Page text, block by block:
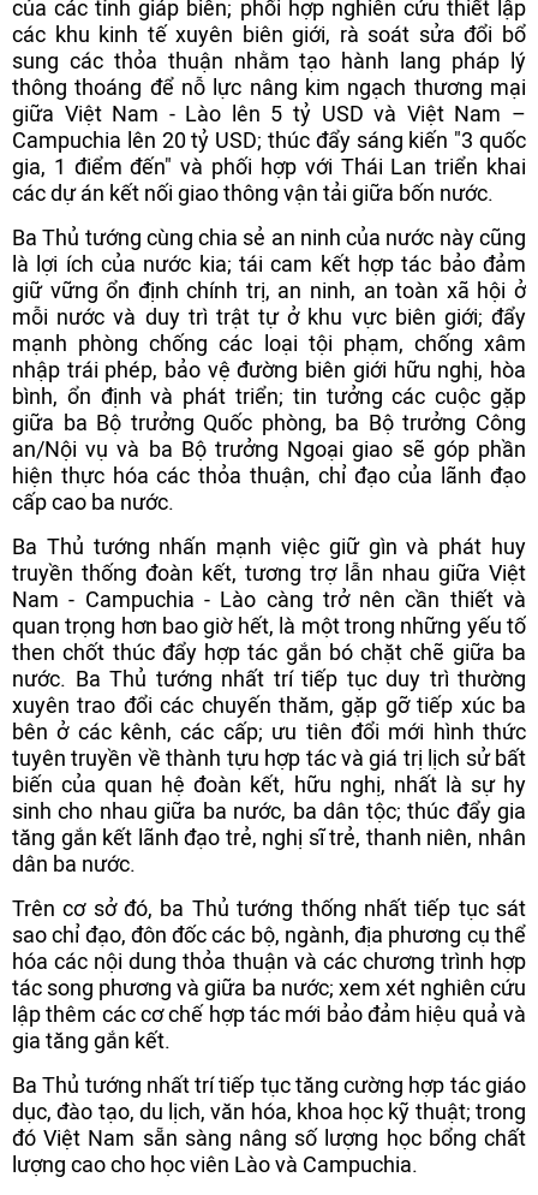
của các tỉnh giáp biên; phối hợp nghiên cứu thiết lập
các khu kinh tế xuyên biên giới, rà soát sửa đổi bổ
sung các thỏa thuận nhằm tạo hành lang pháp lý
thông thoáng để nỗ lực nâng kim ngạch thương mại
giữa Việt Nam - Lào lên 5 tỷ USD và Việt Nam –
Campuchia lên 20 tỷ USD; thúc đẩy sáng kiến "3 quốc
gia, 1 điểm đến" và phối hợp với Thái Lan triển khai
các dự án kết nối giao thông vận tải giữa bốn nước.
Ba Thủ tướng cùng chia sẻ an ninh của nước này cũng
là lợi ích của nước kia; tái cam kết hợp tác bảo đảm
giữ vững ổn định chính trị, an ninh, an toàn xã hội ở
mỗi nước và duy trì trật tự ở khu vực biên giới; đẩy
mạnh phòng chống các loại tội phạm, chống xâm
nhập trái phép, bảo vệ đường biên giới hữu nghị, hòa
bình, ổn định và phát triển; tin tưởng các cuộc gặp
giữa ba Bộ trưởng Quốc phòng, ba Bộ trưởng Công
an/Nội vụ và ba Bộ trưởng Ngoại giao sẽ góp phần
hiện thực hóa các thỏa thuận, chỉ đạo của lãnh đạo
cấp cao ba nước.
Ba Thủ tướng nhấn mạnh việc giữ gìn và phát huy
truyền thống đoàn kết, tương trợ lẫn nhau giữa Việt
Nam - Campuchia - Lào càng trở nên cần thiết và
quan trọng hơn bao giờ hết, là một trong những yếu tố
then chốt thúc đẩy hợp tác gắn bó chặt chẽ giữa ba
nước. Ba Thủ tướng nhất trí tiếp tục duy trì thường
xuyên trao đổi các chuyến thăm, gặp gỡ tiếp xúc ba
bên ở các kênh, các cấp; ưu tiên đổi mới hình thức
tuyên truyền về thành tựu hợp tác và giá trị lịch sử bất
biến của quan hệ đoàn kết, hữu nghị, nhất là sự hy
sinh cho nhau giữa ba nước, ba dân tộc; thúc đẩy gia
tăng gắn kết lãnh đạo trẻ, nghị sĩ trẻ, thanh niên, nhân
dân ba nước.
Trên cơ sở đó, ba Thủ tướng thống nhất tiếp tục sát
sao chỉ đạo, đôn đốc các bộ, ngành, địa phương cụ thể
hóa các nội dung thỏa thuận và các chương trình hợp
tác song phương và giữa ba nước; xem xét nghiên cứu
lập thêm các cơ chế hợp tác mới bảo đảm hiệu quả và
gia tăng gắn kết.
Ba Thủ tướng nhất trí tiếp tục tăng cường hợp tác giáo
dục, đào tạo, du lịch, văn hóa, khoa học kỹ thuật; trong
đó Việt Nam sẵn sàng nâng số lượng học bổng chất
lượng cao cho học viên Lào và Campuchia.